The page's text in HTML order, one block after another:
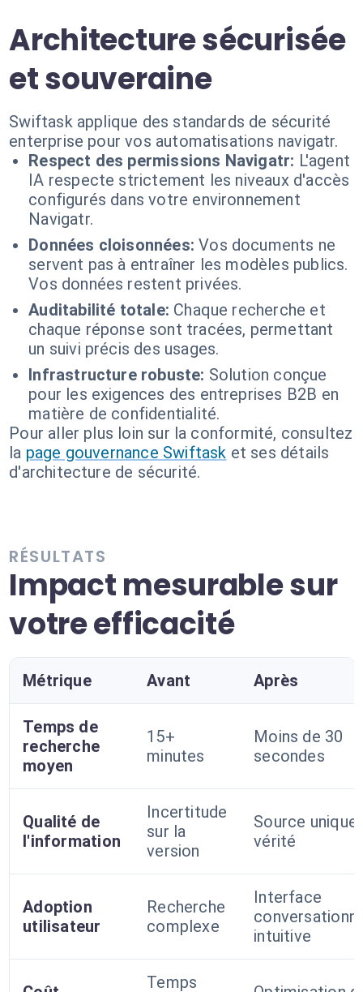
Architecture sécurisée
et souveraine
Swiftask applique des standards de sécurité
enterprise pour vos automatisations navigatr.
Respect des permissions Navigatr: L'agent
IA respecte strictement les niveaux d'accès
configurés dans votre environnement
Navigatr.
Données cloisonnées: Vos documents ne
servent pas à entraîner les modèles publics.
Vos données restent privées.
Auditabilité totale: Chaque recherche et
chaque réponse sont tracées, permettant
un suivi précis des usages.
Infrastructure robuste: Solution conçue
pour les exigences des entreprises B2B en
matière de confidentialité.
Pour aller plus loin sur la conformité, consultez
la page gouvernance Swiftask et ses détails
d'architecture de sécurité.
RÉSULTATS
Impact mesurable sur
votre efficacité
Métrique Avant Après
Temps de
recherche
moyen
15+
minutes
Moins de 30
secondes
Qualité de
l'information
Incertitude
sur la
version
Source unique
vérité
Adoption
utilisateur
Recherche
complexe
Interface
intuitive
Temps